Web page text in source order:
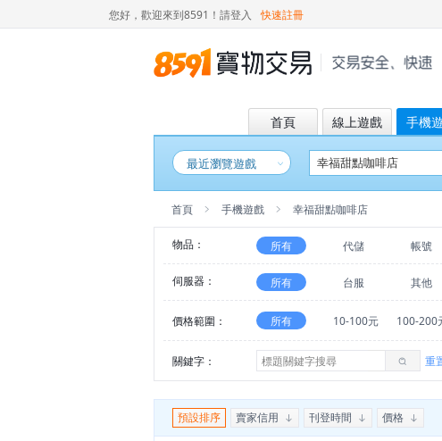
您好，歡迎來到8591！ 請登入 快速註冊
首頁 線上遊戲 手機
最近瀏覽遊戲
首頁 手機遊戲 幸福甜點咖啡店
物品： 所有 代儲 帳號
伺服器： 所有 台服 其他
價格範圍： 所有 10-100元 100-200
關鍵字： 重
預設排序 賣家信用 刊登時間 價格